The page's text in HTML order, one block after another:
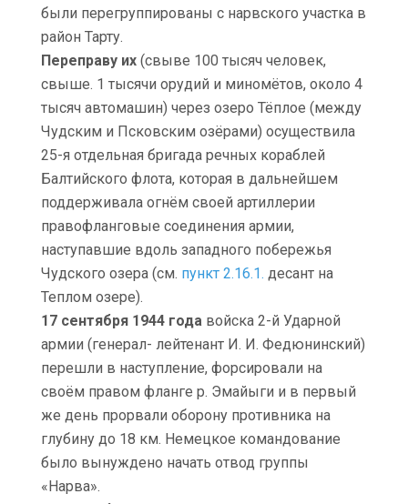
были перегруппированы с нарвского участка в
район Тарту.
Переправу их (свыве 100 тысяч человек,
свыше. 1 тысячи орудий и миномётов, около 4
тысяч автомашин) через озеро Тёплое (между
Чудским и Псковским озёрами) осуществила
25-я отдельная бригада речных кораблей
Балтийского флота, которая в дальнейшем
поддерживала огнём своей артиллерии
правофланговые соединения армии,
наступавшие вдоль западного побережья
Чудского озера (см. пункт 2.16.1. десант на
Теплом озере).
17 сентября 1944 года войска 2-й Ударной
армии (генерал- лейтенант И. И. Федюнинский)
перешли в наступление, форсировали на
своём правом фланге р. Эмайыги и в первый
же день прорвали оборону противника на
глубину до 18 км. Немецкое командование
было вынуждено начать отвод группы
«Нарва».